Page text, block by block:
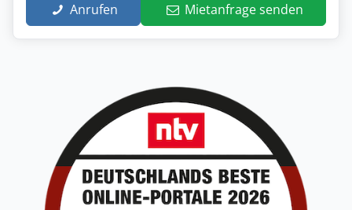
Anrufen Mietanfrage senden